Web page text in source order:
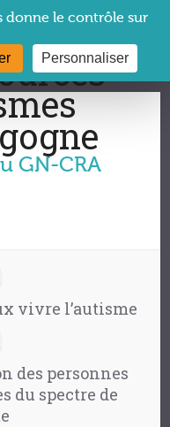
la une !→
GN-CRA
vivre l’autisme
des personnes
du spectre de
donne le contrôle sur
Personnaliser